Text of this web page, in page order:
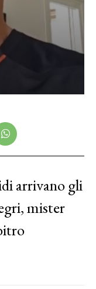
arrivano gli
mister